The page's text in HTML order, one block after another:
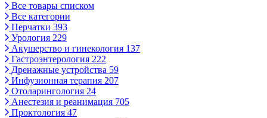
Все товары списком
Все категории
Перчатки 393
Урология 229
Акушерство и гинекология 137
Гастроэнтерология 222
Дренажные устройства 59
Инфузионная терапия 207
Отоларингология 24
Анестезия и реанимация 705
Проктология 47